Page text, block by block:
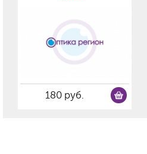
180 руб.